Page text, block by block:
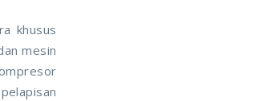
khusus
mesin